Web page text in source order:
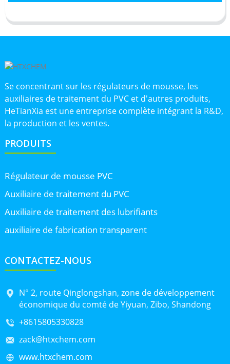
Se concentrant sur les régulateurs de mousse, les
auxiliaires de traitement du PVC et d'autres produits,
HeTianXia est une entreprise complète intégrant la R&D,
la production et les ventes.
PRODUITS
Régulateur de mousse PVC
Auxiliaire de traitement du PVC
Auxiliaire de traitement des lubrifiants
auxiliaire de fabrication transparent
CONTACTEZ-NOUS
N° 2, route Qinglongshan, zone de développement
économique du comté de Yiyuan, Zibo, Shandong
+8615805330828
zack@htxchem.com
www.htxchem.com